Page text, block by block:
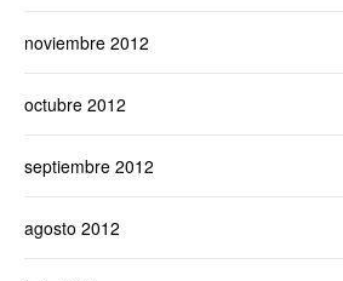
noviembre 2012
octubre 2012
septiembre 2012
agosto 2012